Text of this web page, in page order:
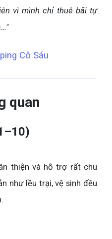
vì mình chỉ thuê bãi tự
Cô Sáu
quan
thiện và hỗ trợ rất chu
như lều trại, vệ sinh đều